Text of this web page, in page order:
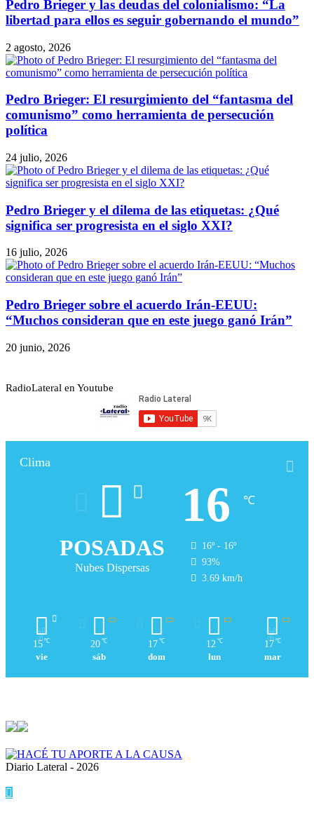
Pedro Brieger y las deudas del colonialismo: “La
libertad para ellos es seguir gobernando el mundo”
2 agosto, 2026
Pedro Brieger: El resurgimiento del “fantasma del
comunismo” como herramienta de persecución
política
24 julio, 2026
Pedro Brieger y el dilema de las etiquetas: ¿Qué
significa ser progresista en el siglo XXI?
16 julio, 2026
Pedro Brieger sobre el acuerdo Irán-EEUU:
“Muchos consideran que en este juego ganó Irán”
20 junio, 2026
RadioLateral en Youtube
Clima
POSADAS
Nubes Dispersas
16 ℃
16º - 16º
93%
3.69 km/h
15 ℃
vie
20 ℃
sáb
17 ℃
dom
12 ℃
lun
17 ℃
mar
Diario Lateral - 2026
Volver
al